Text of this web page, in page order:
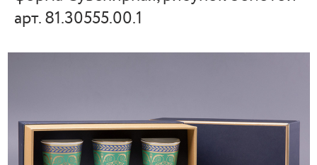
арт. 81.30555.00.1